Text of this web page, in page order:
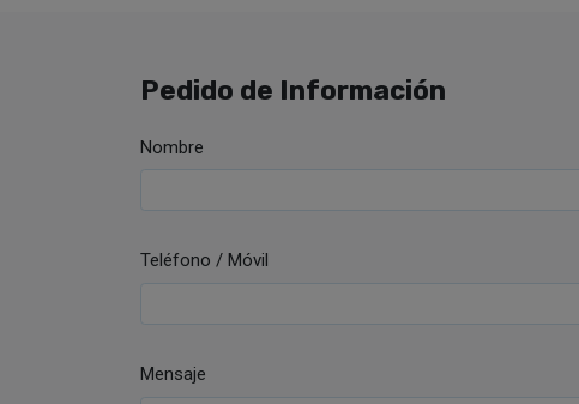
Pedido de Información
Nombre
Teléfono / Móvil
Mensaje